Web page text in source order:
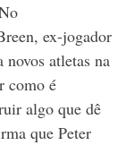
ex-jogador
atletas na
como é
algo que dê
que Peter